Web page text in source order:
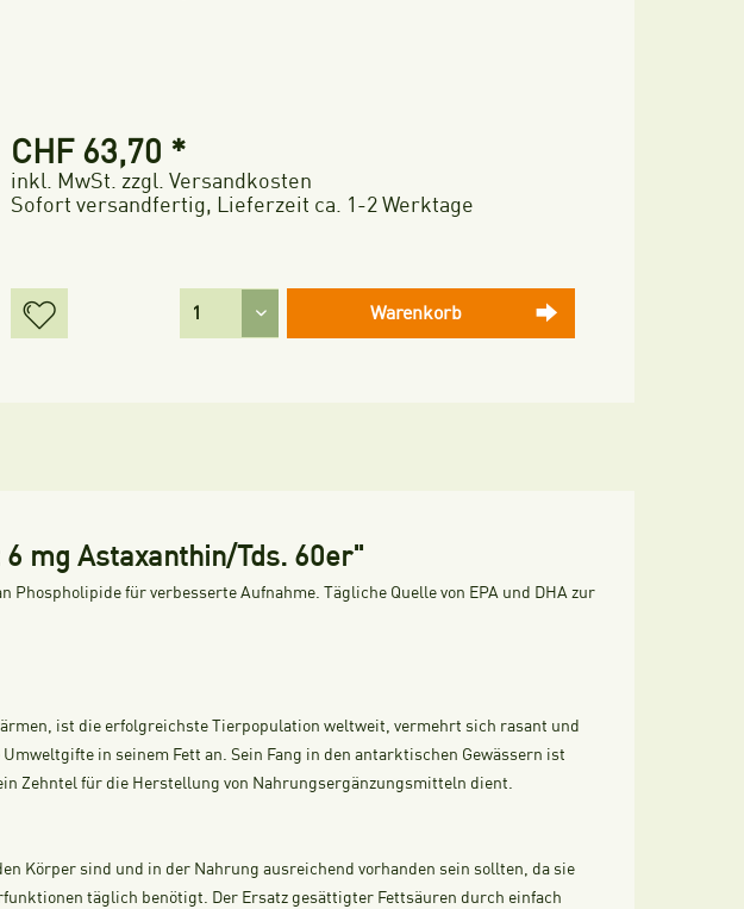
CHF 63,70 *
inkl. MwSt. zzgl. Versandkosten
Sofort versandfertig, Lieferzeit ca. 1-2 Werktage
Warenkorb
mg Astaxanthin/Tds. 60er"
für verbesserte Aufnahme. Tägliche Quelle von EPA und DHA zur
ist die erfolgreichste Tierpopulation weltweit, vermehrt sich rasant und
in seinem Fett an. Sein Fang in den antarktischen Gewässern ist
Zehntel für die Herstellung von Nahrungsergänzungsmitteln dient.
Körper sind und in der Nahrung ausreichend vorhanden sein sollten, da sie
täglich benötigt. Der Ersatz gesättigter Fettsäuren durch einfach